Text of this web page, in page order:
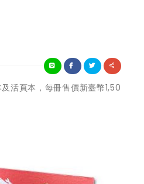
活頁本，每冊售價新臺幣1,50